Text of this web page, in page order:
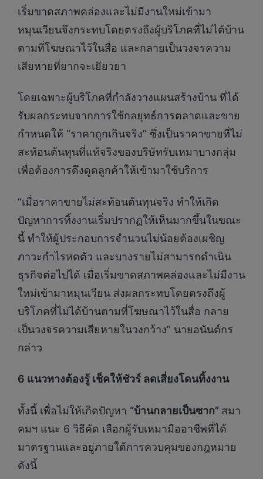
เริ่มขาดสภาพคล่องและไม่มีงานใหม่เข้ามา
หมุนเวียนจึงกระทบโดยตรงถึงผู้บริโภคที่ไม่ได้บ้าน
ตามที่โฆษณาไว้ในสื่อ และกลายเป็นวงจรความ
เสียหายที่ยากจะเยียวยา
โดยเฉพาะผู้บริโภคที่กำลังวางแผนสร้างบ้าน ที่ได้
รับผลกระทบจากการใช้กลยุทธ์การตลาดและขาย
กำหนดให้ “ราคาถูกเกินจริง” ซึ่งเป็นราคาขายที่ไม่
สะท้อนต้นทุนที่แท้จริงของบริษัทรับเหมาบางกลุ่ม
เพื่อต้องการดึงดูดลูกค้าให้เข้ามาใช้บริการ
“เมื่อราคาขายไม่สะท้อนต้นทุนจริง ทำให้เกิด
ปัญหาการทิ้งงานเริ่มปรากฏให้เห็นมากขึ้นในขณะ
นี้ ทำให้ผู้ประกอบการจำนวนไม่น้อยต้องเผชิญ
ภาวะกำไรหดตัว และบางรายไม่สามารถดำเนิน
ธุรกิจต่อไปได้ เมื่อเริ่มขาดสภาพคล่องและไม่มีงาน
ใหม่เข้ามาหมุนเวียน ส่งผลกระทบโดยตรงถึงผู้
บริโภคที่ไม่ได้บ้านตามที่โฆษณาไว้ในสื่อ กลาย
เป็นวงจรความเสียหายในวงกว้าง” นายอนันต์กร
กล่าว
6 แนวทางต้องรู้ เช็คให้ชัวร์ ลดเสี่ยงโดนทิ้งงาน
ทั้งนี้ เพื่อไม่ให้เกิดปัญหา “บ้านกลายเป็นซาก” สมา
คมฯ แนะ 6 วิธีคัด เลือกผู้รับเหมามืออาชีพที่ได้
มาตรฐานและอยู่ภายใต้การควบคุมของกฎหมาย
ดังนี้